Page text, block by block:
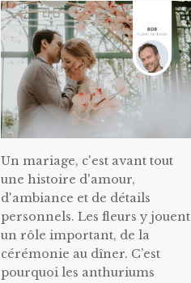
Un mariage, c'est avant tout
une histoire d'amour,
d'ambiance et de détails
personnels. Les fleurs y jouent
un rôle important, de la
cérémonie au dîner. C’est
pourquoi les anthuriums